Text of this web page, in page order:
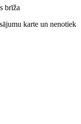
brīža
karte un nenotiek